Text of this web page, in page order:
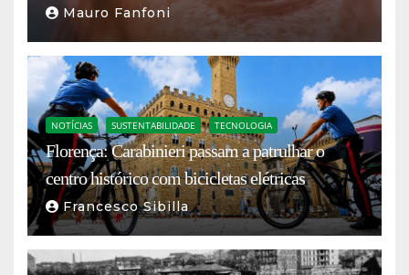
Mauro Fanfoni
NOTÍCIAS SUSTENTABILIDADE TECNOLOGIA
Florença: Carabinieri passam a patrulhar o
centro histórico com bicicletas elétricas
Francesco Sibilla